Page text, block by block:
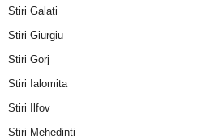
Stiri Galati
Stiri Giurgiu
Stiri Gorj
Stiri Ialomita
Stiri Ilfov
Stiri Mehedinti